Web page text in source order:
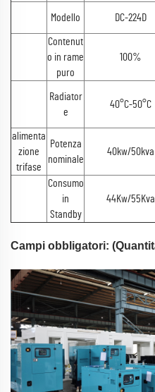
Modello DC-224D
Contenut
o in rame
puro
100%
Radiator
e
40°C-50°C
alimenta
zione
trifase
Potenza
nominale
40kw/50kva
Consumo
in
Standby
44Kw/55Kva
Campi obbligatori: